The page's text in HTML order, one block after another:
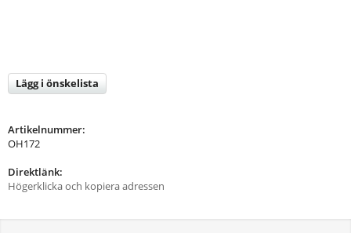
Lägg i önskelista
Artikelnummer:
OH172
Direktlänk:
Högerklicka och kopiera adressen